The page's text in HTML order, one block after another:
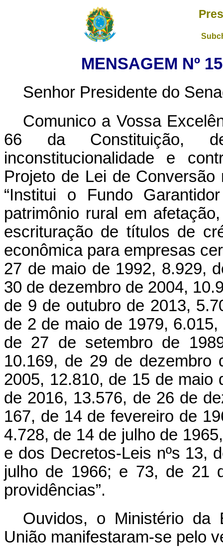
MENSAGEM Nº
Senhor Presidente do
Comunico a Vossa
66 da Constituição,
inconstitucionalidade e
Projeto de Lei de Conversão
“Institui o Fundo
patrimônio rural em
escrituração de títulos de
econômica para empresas
27 de maio de 1992, 8.929,
30 de dezembro de 2004,
de 9 de outubro de 2013,
de 2 de maio de 1979,
de 27 de setembro de
10.169, de 29 de dezembro
2005, 12.810, de 15 de maio
de 2016, 13.576, de 26 de
167, de 14 de fevereiro de
4.728, de 14 de julho de
e dos Decretos-Leis nºs 13,
julho de 1966; e 73, de 21
providências”.
Ouvidos, o Ministério da
União manifestaram-se pelo